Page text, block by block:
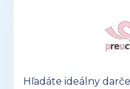
Hľadáte ideálny